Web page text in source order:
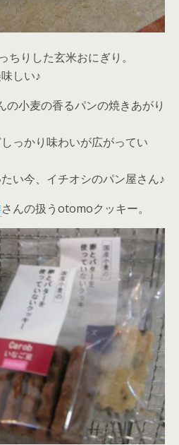
ちりした玄米おにぎり。
しい♪
の小麦の香るパンの焼きあがり
っかり味わいが広がってい
い今、イチオシのパン屋さん♪
さんの扱うotomoクッキー。